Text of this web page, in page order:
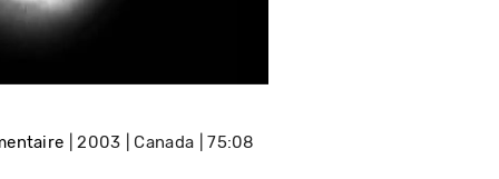
2003 Canada 75:08